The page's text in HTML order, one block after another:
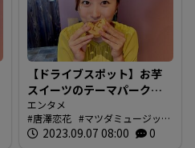
【ドライブスポット】お芋
スイーツのテーマパーク！
てくてくのさつまいも本舗
（マツダミュージックドラ
イブ）
エンタメ
唐澤恋花
マツダミュージック
ドライブ
2023.09.07 08:00 0